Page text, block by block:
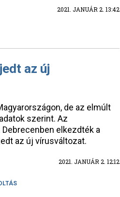
2021. JANUÁR 2. 13:42
az új
de az elmúlt
szerint. Az
elkezdték a
az új vírusváltozat.
2021. JANUÁR 2. 12:12